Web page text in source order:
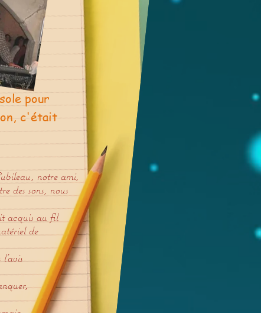
pour
c'était
notre ami,
des sons, nous
acquis au fil
de